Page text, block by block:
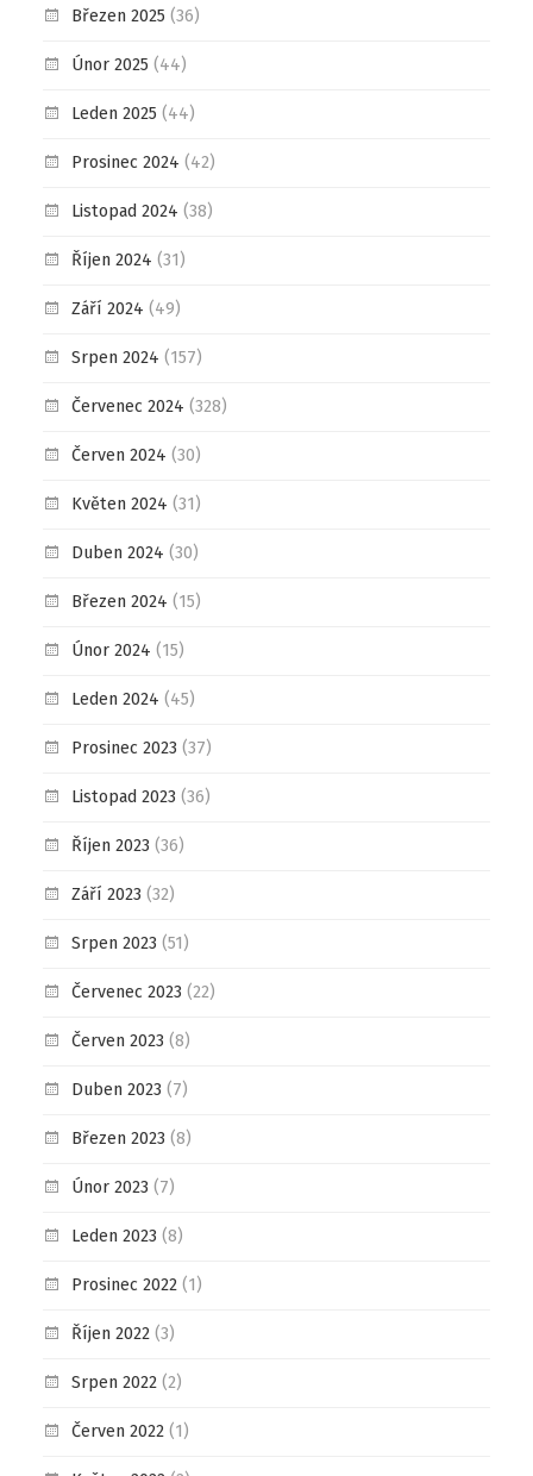
Březen 2025 (36)
Únor 2025 (44)
Leden 2025 (44)
Prosinec 2024 (42)
Listopad 2024 (38)
Říjen 2024 (31)
Září 2024 (49)
Srpen 2024 (157)
Červenec 2024 (328)
Červen 2024 (30)
Květen 2024 (31)
Duben 2024 (30)
Březen 2024 (15)
Únor 2024 (15)
Leden 2024 (45)
Prosinec 2023 (37)
Listopad 2023 (36)
Říjen 2023 (36)
Září 2023 (32)
Srpen 2023 (51)
Červenec 2023 (22)
Červen 2023 (8)
Duben 2023 (7)
Březen 2023 (8)
Únor 2023 (7)
Leden 2023 (8)
Prosinec 2022(1)
Říjen 2022(3)
Srpen 2022(2)
Červen 2022(1)